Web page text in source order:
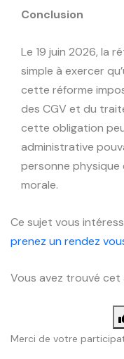
Conclusion
Le 19 juin 2026, la
simple à exercer
cette réforme
des CGV et du
cette obligation
administrative
personne
morale.
Ce sujet vous
prenez un rendez
Vous avez trouvé cet
Merci de votre